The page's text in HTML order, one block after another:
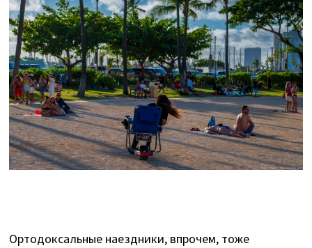
Ортодоксальные наездники, впрочем, тоже